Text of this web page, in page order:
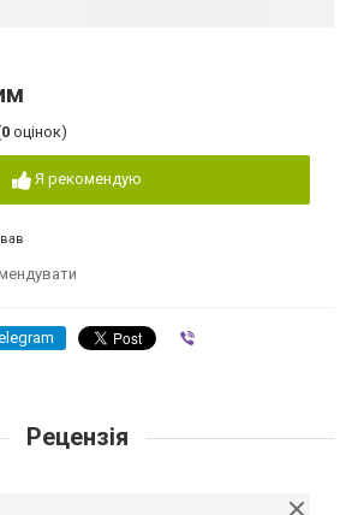
0 оцінок)
Я рекомендую
Рецензія